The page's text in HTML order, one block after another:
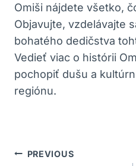
Omiši nájdete všetko,
Objavujte, vzdelávajte
bohatého dedičstva
Vedieť viac o histórii
pochopiť dušu a
regiónu.
Navigácia
PREVIOUS